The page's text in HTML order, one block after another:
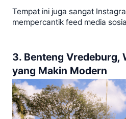
Tempat ini juga sangat
mempercantik feed media
3. Benteng Vredeburg,
yang Makin Modern